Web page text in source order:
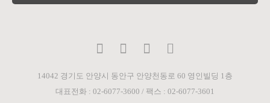
14042 경기도 안양시 동안구 안양천동로 60 영인빌딩 1층
대표전화 : 02-6077-3600 / 팩스 : 02-6077-3601